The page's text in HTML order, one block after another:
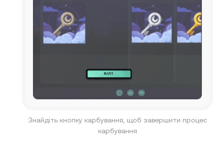
Знайдіть кнопку карбування, щоб завершити процес
карбування